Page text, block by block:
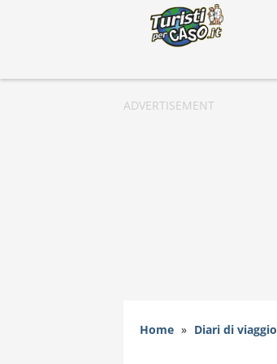
Home » Diari di viaggio